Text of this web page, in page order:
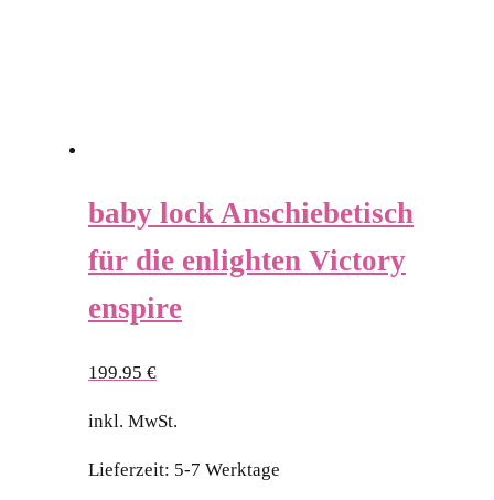
baby lock Anschiebetisch
für die enlighten Victory
enspire
199.95 €
inkl. MwSt.
Lieferzeit: 5-7 Werktage